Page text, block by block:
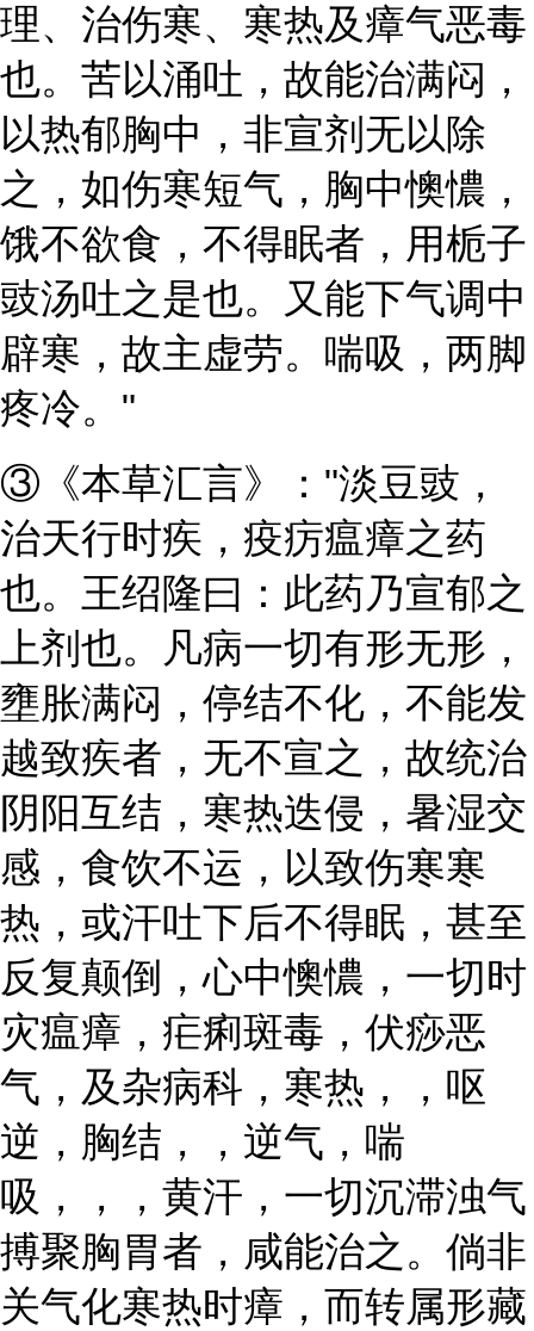
理、治伤寒、寒热及瘴气恶毒
也。苦以涌吐，故能治满闷，
以热郁胸中，非宣剂无以除
之，如伤寒短气，胸中懊憹，
饿不欲食，不得眠者，用栀子
豉汤吐之是也。又能下气调中
辟寒，故主虚劳。喘吸，两脚
疼冷。"
③《本草汇言》："淡豆豉，
治天行时疾，疫疠瘟瘴之药
也。王绍隆曰：此药乃宣郁之
上剂也。凡病一切有形无形，
壅胀满闷，停结不化，不能发
越致疾者，无不宣之，故统治
阴阳互结，寒热迭侵，暑湿交
感，食饮不运，以致伤寒寒
热，或汗吐下后不得眠，甚至
反复颠倒，心中懊憹，一切时
灾瘟瘴，疟痢斑毒，伏痧恶
气，及杂病科，寒热，，呕
逆，胸结，，逆气，喘
吸，，，黄汗，一切沉滞浊气
搏聚胸胃者，咸能治之。倘非
关气化寒热时瘴，而转属形藏